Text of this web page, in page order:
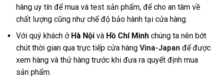
hàng uy tín để mua và test sản phẩm, để cho an tâm về
chất lượng cũng như chế độ bảo hành tại cửa hàng.
Với quý khách ở Hà Nội và Hồ Chí Minh chúng ta nên bớt
chút thời gian qua trực tiếp cửa hàng Vina-Japan để được
xem hàng và thử hàng trước khi đưa ra quyết định mua
sản phẩm.